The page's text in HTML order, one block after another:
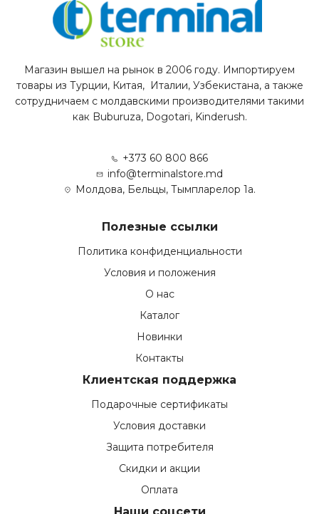
Магазин вышел на рынок в 2006 году. Импортируем
товары из Турции, Китая, Италии, Узбекистана, а также
сотрудничаем с молдавскими производителями такими
как Buburuza, Dogotari, Kinderush.
+373 60 800 866
info@terminalstore.md
Молдова, Бельцы, Тымпларелор 1а.
Полезные ссылки
Политика конфиденциальности
Условия и положения
О нас
Каталог
Новинки
Контакты
Клиентская поддержка
Подарочные сертификаты
Условия доставки
Защита потребителя
Скидки и акции
Оплата